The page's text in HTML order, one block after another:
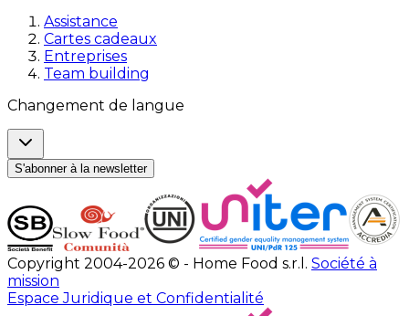
Assistance
Cartes cadeaux
Entreprises
Team building
Changement de langue
S'abonner à la newsletter
Copyright 2004-2026 © - Home Food s.r.l. Société à
mission
Espace Juridique et Confidentialité